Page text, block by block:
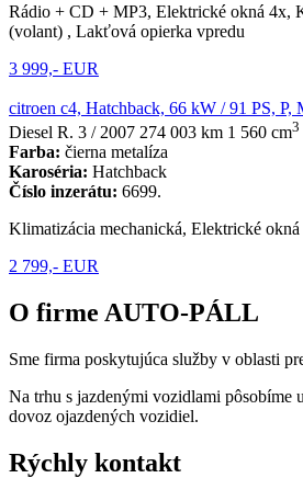
Rádio + CD + MP3, Elektrické okná 4x,
(volant) , Lakťová opierka vpredu
3 999,- EUR
citroen c4, Hatchback, 66 kW / 91 PS, P,
Diesel R. 3 / 2007 274 003 km 1 560 cm3
Farba: čierna metalíza
Karoséria: Hatchback
Číslo inzerátu: 6699.
Klimatizácia mechanická, Elektrické
2 799,- EUR
O firme AUTO-PÁLL
Sme firma poskytujúca služby v oblasti
Na trhu s jazdenými vozidlami pôsobíme
dovoz ojazdených vozidiel.
Rýchly kontakt